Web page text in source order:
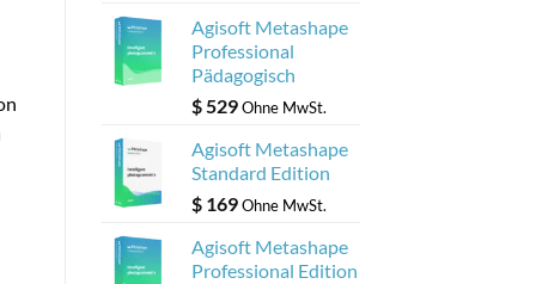
Agisoft Metashape
Professional
Pädagogisch
$529 Ohne MwSt.
Agisoft Metashape
Standard Edition
$169 Ohne MwSt.
Agisoft Metashape
Professional Edition